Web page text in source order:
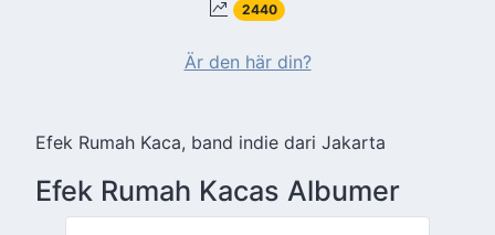
2440
Är den här din?
Efek Rumah Kaca, band indie dari Jakarta
Efek Rumah Kacas Albumer